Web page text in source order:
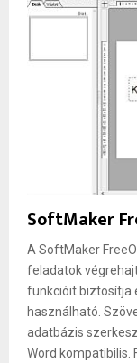
SoftMaker
A SoftMaker
feladatok
funkcióit biztosítja
használható.
adatbázis
Word kompatibilis.